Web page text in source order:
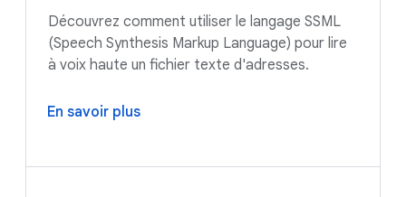
Découvrez comment utiliser le langage SSML
(Speech Synthesis Markup Language) pour lire
à voix haute un fichier texte d'adresses.
En savoir plus